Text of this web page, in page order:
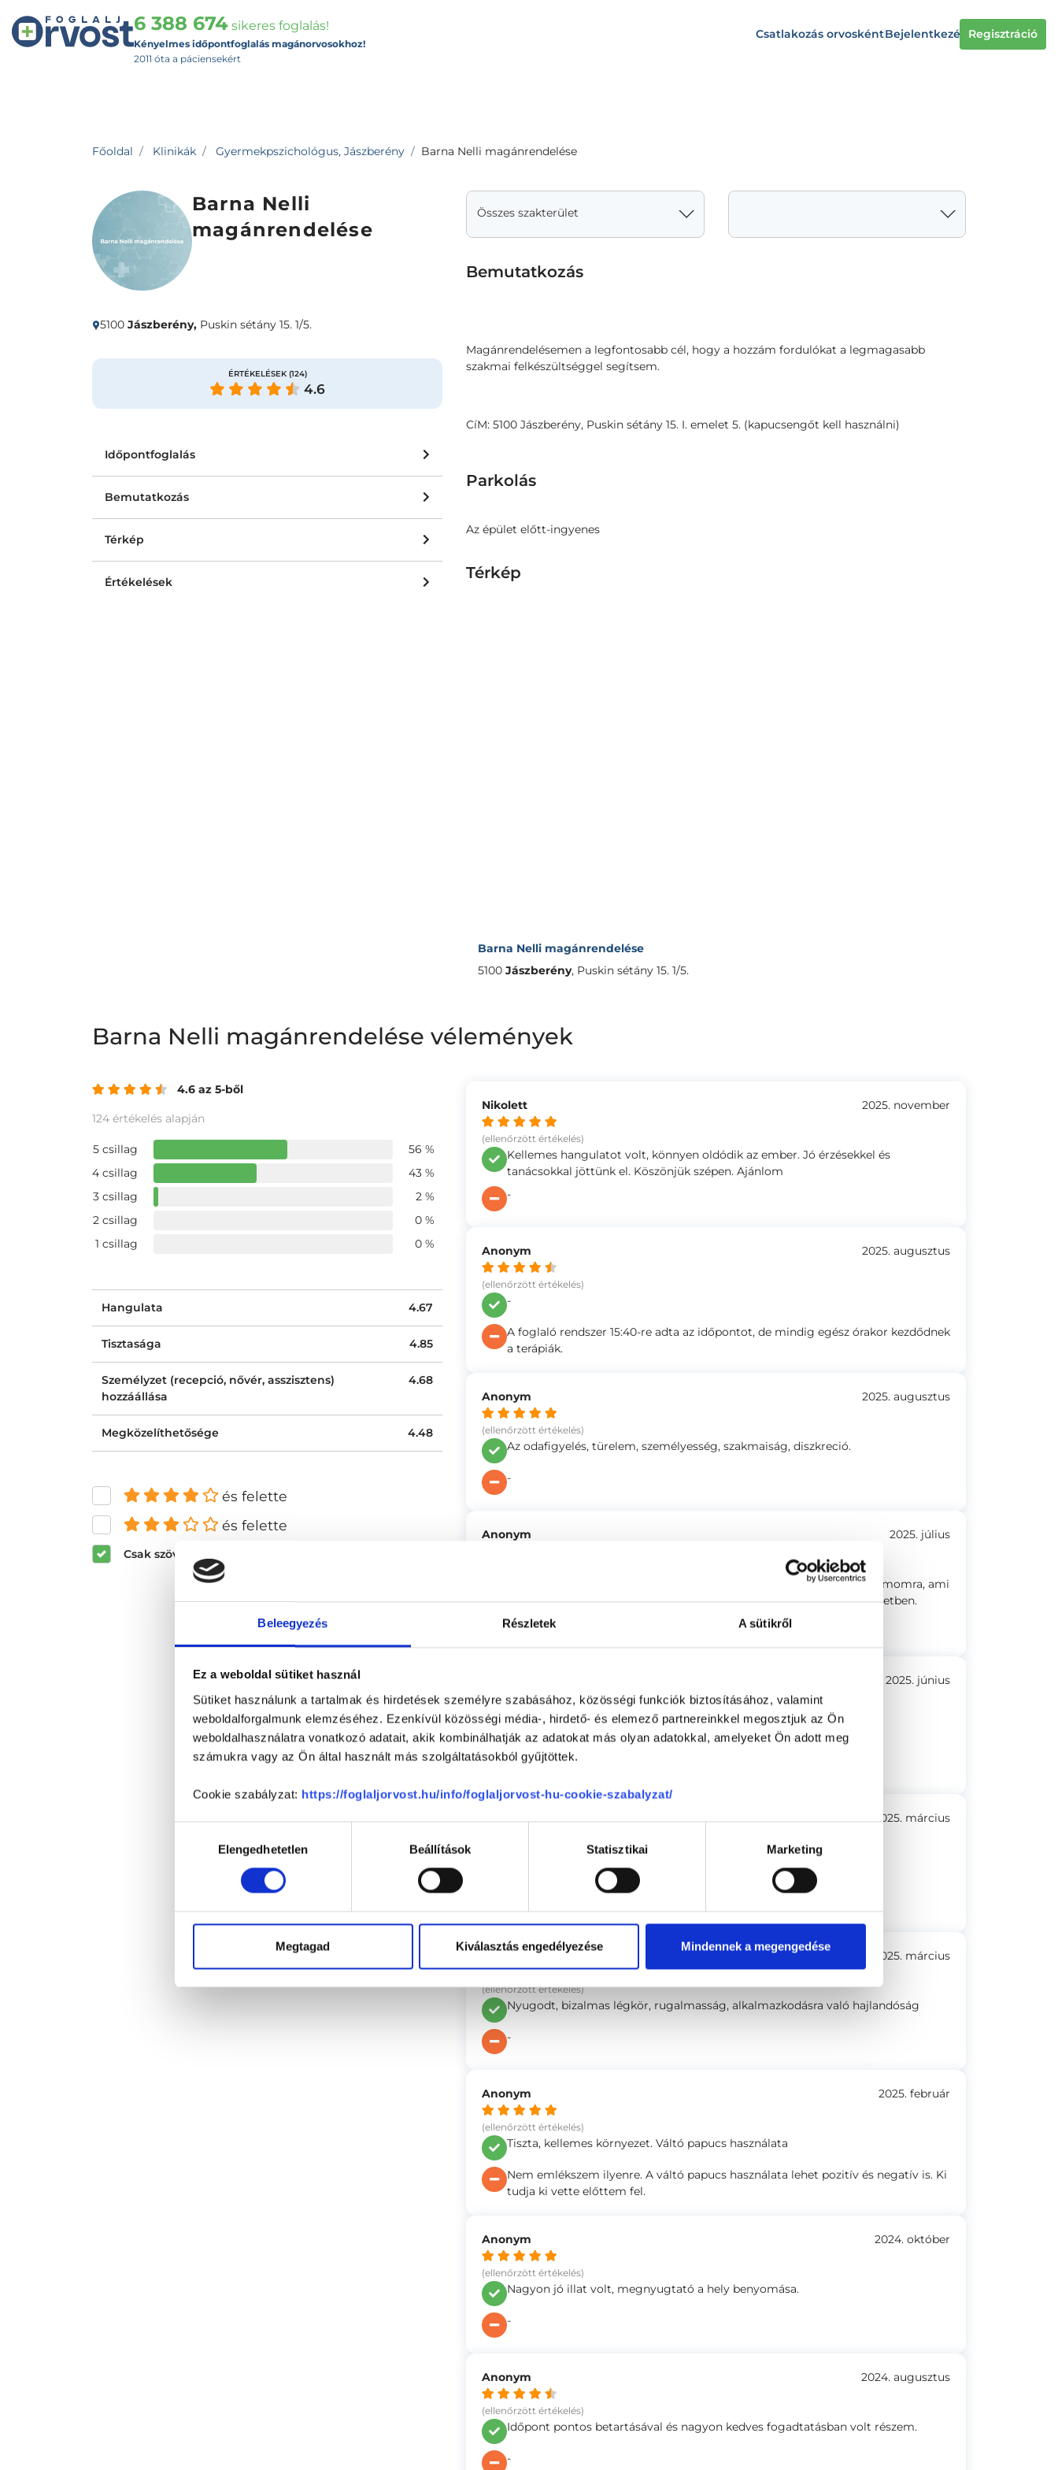
Beleegyezés Részletek A sütikről
Ez a weboldal sütiket használ
Sütiket használunk a tartalmak és hirdetések személyre szabásához, közösségi funkciók biztosításához, valamint
weboldalforgalmunk elemzéséhez. Ezenkívül közösségi média-, hirdető- és elemező partnereinkkel megosztjuk az Ön
weboldalhasználatra vonatkozó adatait, akik kombinálhatják az adatokat más olyan adatokkal, amelyeket Ön adott meg
számukra vagy az Ön által használt más szolgáltatásokból gyűjtöttek.
Cookie szabályzat: https://foglaljorvost.hu/info/foglaljorvost-hu-cookie-szabalyzat/
kiválasztásaElengedhetetlen Beállítások Statisztikai Marketing
Megtagad Kiválasztás engedélyezése Mindennek a megengedése
6 388 674 sikeres foglalás!
Kényelmes időpontfoglalás magánorvosokhoz!
2011 óta a páciensekért
Csatlakozás orvoskéntBejelentkezés Regisztráció
Főoldal Klinikák Gyermekpszichológus, Jászberény Barna Nelli magánrendelése
Barna Nelli
magánrendelése
ÉRTÉKELÉSEK (124)
4.6
5100 Jászberény, Puskin sétány 15. 1/5.
Időpontfoglalás
Bemutatkozás
Térkép
Értékelések
Összes szakterület
Bemutatkozás
Magánrendelésemen a legfontosabb cél, hogy a hozzám fordulókat a legmagasabb
szakmai felkészültséggel segítsem.
CíM: 5100 Jászberény, Puskin sétány 15. I. emelet 5. (kapucsengőt kell használni)
Parkolás
Az épület előtt-ingyenes
Térkép
Barna Nelli magánrendelése
5100 Jászberény, Puskin sétány 15. 1/5.
Barna Nelli magánrendelése vélemények
4.6 az 5-ből
124 értékelés alapján
5 csillag
56 %
4 csillag
43 %
3 csillag
2 %
2 csillag
0 %
1 csillag
0 %
Hangulata 4.67
Tisztasága 4.85
Személyzet (recepció, nővér, asszisztens)
hozzáállása
4.68
Megközelíthetősége 4.48
és felette
és felette
Csak szöveges értékelések megjelenítése
Nikolett
(ellenőrzött értékelés)
2025. november
Kellemes hangulatot volt, könnyen oldódik az ember. Jó érzésekkel és
tanácsokkal jöttünk el. Köszönjük szépen. Ajánlom
-
Anonym
(ellenőrzött értékelés)
2025. augusztus
-
A foglaló rendszer 15:40-re adta az időpontot, de mindig egész órakor kezdődnek
a terápiák.
Anonym
(ellenőrzött értékelés)
2025. augusztus
Az odafigyelés, türelem, személyesség, szakmaiság, diszkreció.
-
Anonym 2025. július
A pszichológus személye és a helyszín is nagyon barátságos volt számomra, ami
nagyon sokat segített abban, hogy ne érezzem magam feszült helyzetben.
-
(ellenőrzött értékelés)
2025. június
Nyugodt, és nagyon csendes, tiszta. Könnyen megközelíthető!
-
Anonym 2025. március
A pszichológus személye volt a legkellemesebb tapasztalatom.
Anonym
(ellenőrzött értékelés)
2025. március
Nyugodt, bizalmas légkör, rugalmasság, alkalmazkodásra való hajlandóság
-
Anonym
(ellenőrzött értékelés)
2025. február
Tiszta, kellemes környezet. Váltó papucs használata
Nem emlékszem ilyenre. A váltó papucs használata lehet pozitív és negatív is. Ki
tudja ki vette előttem fel.
Anonym
(ellenőrzött értékelés)
2024. október
Nagyon jó illat volt, megnyugtató a hely benyomása.
-
Anonym
(ellenőrzött értékelés)
2024. augusztus
Időpont pontos betartásával és nagyon kedves fogadtatásban volt részem.
-